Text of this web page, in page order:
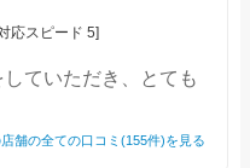
応スピード 5]
ていただき、とても
店舗の全ての口コミ(155件)を見る